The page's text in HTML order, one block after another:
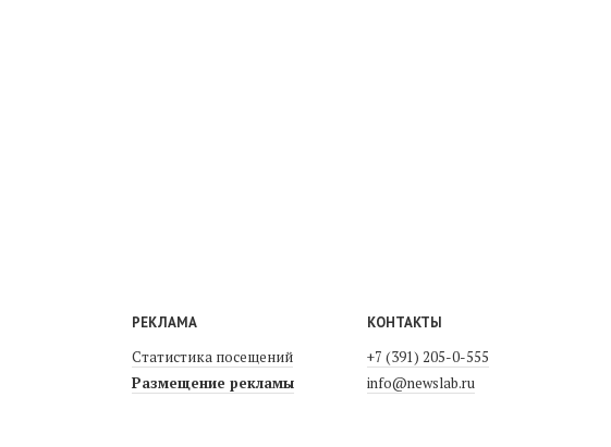
РЕКЛАМА
Статистика посещений
Размещение рекламы
КОНТАКТЫ
+7 (391) 205-0-555
info@newslab.ru